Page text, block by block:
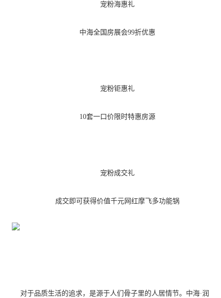
宠粉海惠礼
中海全国房展会99折优惠
宠粉钜惠礼
10套一口价限时特惠房源
宠粉成交礼
成交即可获得价值千元网红摩飞多功能锅
对于品质生活的追求，是源于人们骨子里的人居情节。中海·润